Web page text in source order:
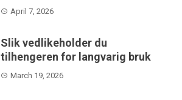
April 7, 2026
Slik vedlikeholder du
tilhengeren for langvarig bruk
March 19, 2026